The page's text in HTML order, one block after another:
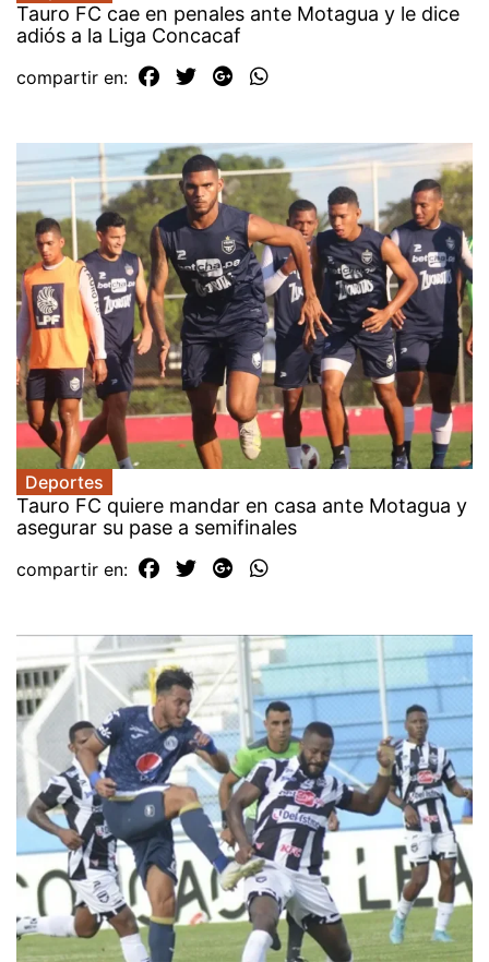
Tauro FC cae en penales ante Motagua y le dice
adiós a la Liga Concacaf
compartir en:
Deportes
Tauro FC quiere mandar en casa ante Motagua y
asegurar su pase a semifinales
compartir en: